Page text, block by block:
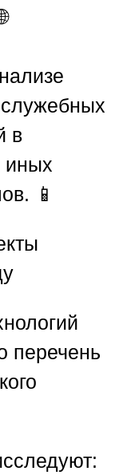
в
иных
📱
перечень